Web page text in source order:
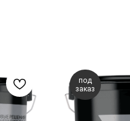
под
заказ